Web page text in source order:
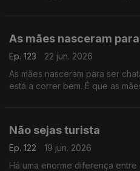
As mães nasceram
Ep. 123
22 jun. 2026
As mães nasceram para ser
está a correr bem. É que as
Não sejas turista
Ep. 122
19 jun. 2026
Há uma enorme diferença